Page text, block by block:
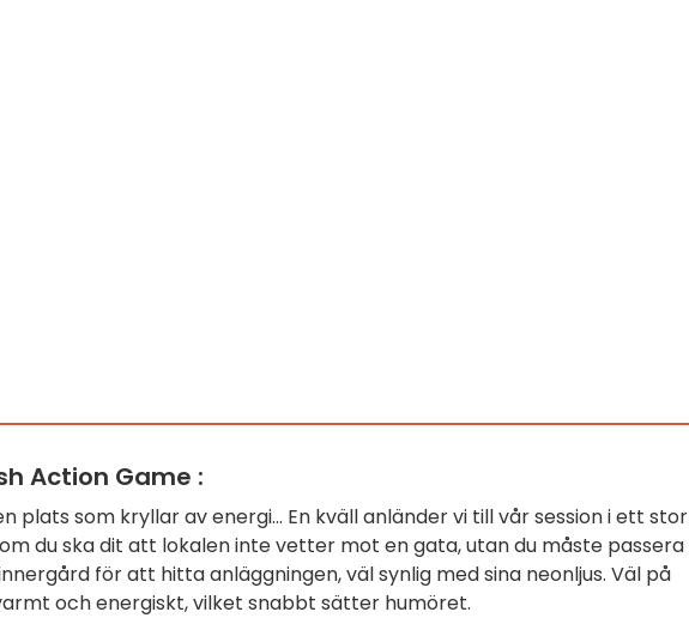
Action Game :
plats som kryllar av energi... En kväll anländer vi till vår session i ett
du ska dit att lokalen inte vetter mot en gata, utan du måste passera
för att hitta anläggningen, väl synlig med sina neonljus. Väl på
och energiskt, vilket snabbt sätter humöret.